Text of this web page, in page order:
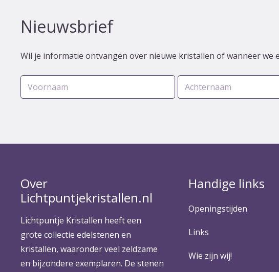
Nieuwsbrief
Wil je informatie ontvangen over nieuwe kristallen of wanneer
Over
Lichtpuntjekristallen.nl
Lichtpuntje Kristallen heeft een
grote collectie edelstenen en
kristallen, waaronder veel zeldzame
en bijzondere exemplaren. De stenen
Handige links
Openingstijden
Links
Wie zijn wij!